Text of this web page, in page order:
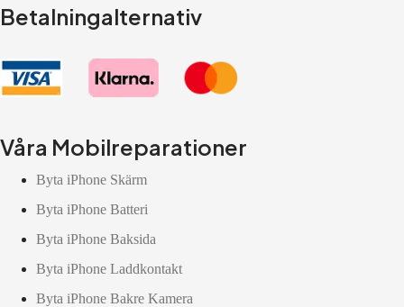
Betalningalternativ
Våra Mobilreparationer
Byta iPhone Skärm
Byta iPhone Batteri
Byta iPhone Baksida
Byta iPhone Laddkontakt
Byta iPhone Bakre Kamera